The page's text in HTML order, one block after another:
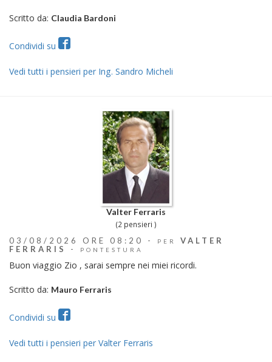
Scritto da: Claudia Bardoni
Condividi su
Vedi tutti i pensieri per Ing. Sandro Micheli
Valter Ferraris
(2 pensieri )
03/08/2026 ORE 08:20 - PER
VALTER
FERRARIS
- PONTESTURA
Buon viaggio Zio , sarai sempre nei miei ricordi.
Scritto da: Mauro Ferraris
Condividi su
Vedi tutti i pensieri per Valter Ferraris